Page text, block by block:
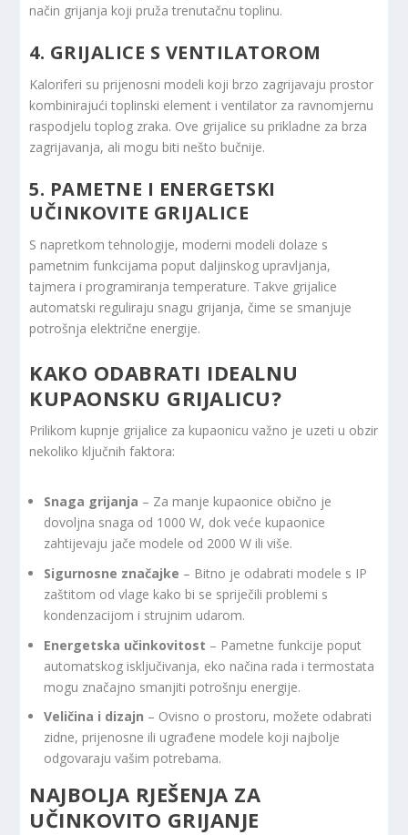
način grijanja koji pruža trenutačnu toplinu.
4. GRIJALICE S VENTILATOROM
Kaloriferi su prijenosni modeli koji brzo zagrijavaju prostor
kombinirajući toplinski element i ventilator za ravnomjernu
raspodjelu toplog zraka. Ove grijalice su prikladne za brza
zagrijavanja, ali mogu biti nešto bučnije.
5. PAMETNE I ENERGETSKI
UČINKOVITE GRIJALICE
S napretkom tehnologije, moderni modeli dolaze s
pametnim funkcijama poput daljinskog upravljanja,
tajmera i programiranja temperature. Takve grijalice
automatski reguliraju snagu grijanja, čime se smanjuje
potrošnja električne energije.
KAKO ODABRATI IDEALNU
KUPAONSKU GRIJALICU?
Prilikom kupnje grijalice za kupaonicu važno je uzeti u obzir
nekoliko ključnih faktora:
Snaga grijanja – Za manje kupaonice obično je
dovoljna snaga od 1000 W, dok veće kupaonice
zahtijevaju jače modele od 2000 W ili više.
Sigurnosne značajke – Bitno je odabrati modele s IP
zaštitom od vlage kako bi se spriječili problemi s
kondenzacijom i strujnim udarom.
Energetska učinkovitost – Pametne funkcije poput
automatskog isključivanja, eko načina rada i termostata
mogu značajno smanjiti potrošnju energije.
Veličina i dizajn – Ovisno o prostoru, možete odabrati
zidne, prijenosne ili ugrađene modele koji najbolje
odgovaraju vašim potrebama.
NAJBOLJA RJEŠENJA ZA
UČINKOVITO GRIJANJE